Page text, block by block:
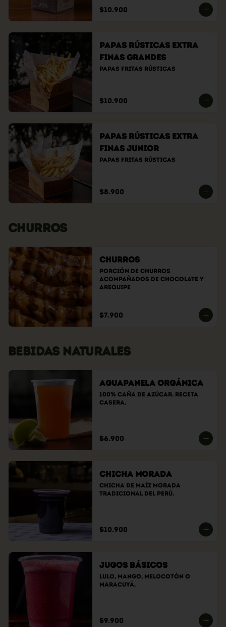
$10.900
Papas Rústicas Extra
Finas Grandes
Papas fritas rústicas
$10.900
Papas Rústicas Extra
Finas Junior
Papas fritas rústicas
$8.900
CHURROS
Churros
Porción de churros
acompañados de chocolate y
arequipe
$7.900
BEBIDAS NATURALES
Aguapanela Orgánica
100% caña de azúcar. Receta
casera.
$6.900
Chicha Morada
Chicha de maíz morada
tradicional del Perú.
$10.900
Jugos Básicos
Lulo, Mango, Melocotón o
Maracuyá.
$9.900